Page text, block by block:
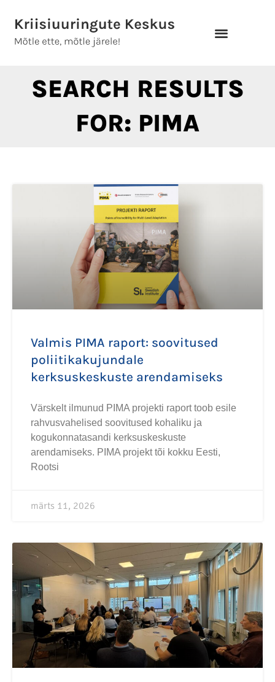
content
SEARCH RESULTS
FOR: PIMA
Valmis PIMA raport: soovitused
poliitikakujundale
kerksuskeskuste arendamiseks
Värskelt ilmunud PIMA projekti raport toob esile
rahvusvahelised soovitused kohaliku ja
kogukonnatasandi kerksuskeskuste
arendamiseks. PIMA projekt tõi kokku Eesti,
Rootsi
märts 11, 2026
PagePage